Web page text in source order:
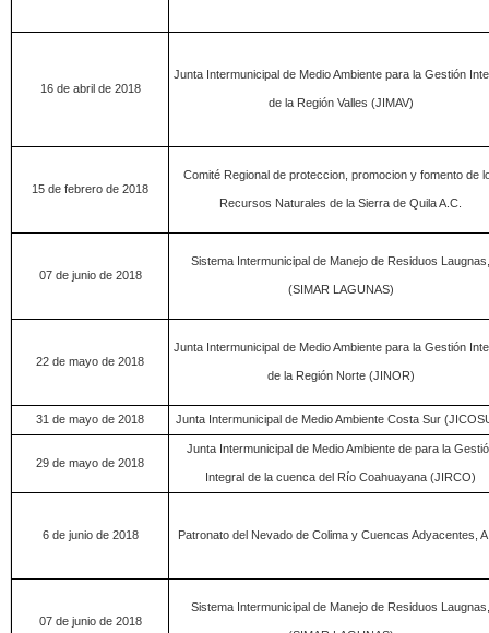
16 de abril de 2018
Junta Intermunicipal de Medio Ambiente para la Gestión
de la Región Valles (JIMAV)
15 de febrero de 2018
Comité Regional de proteccion, promocion y fomento de
Recursos Naturales de la Sierra de Quila A.C.
07 de junio de 2018
Sistema Intermunicipal de Manejo de Residuos Laugnas,
(SIMAR LAGUNAS)
22 de mayo de 2018
Junta Intermunicipal de Medio Ambiente para la Gestión
de la Región Norte (JINOR)
31 de mayo de 2018 Junta Intermunicipal de Medio Ambiente Costa Sur
29 de mayo de 2018
Junta Intermunicipal de Medio Ambiente de para la
Integral de la cuenca del Río Coahuayana (JIRCO)
6 de junio de 2018 Patronato del Nevado de Colima y Cuencas Adyacentes,
07 de junio de 2018
Sistema Intermunicipal de Manejo de Residuos Laugnas,